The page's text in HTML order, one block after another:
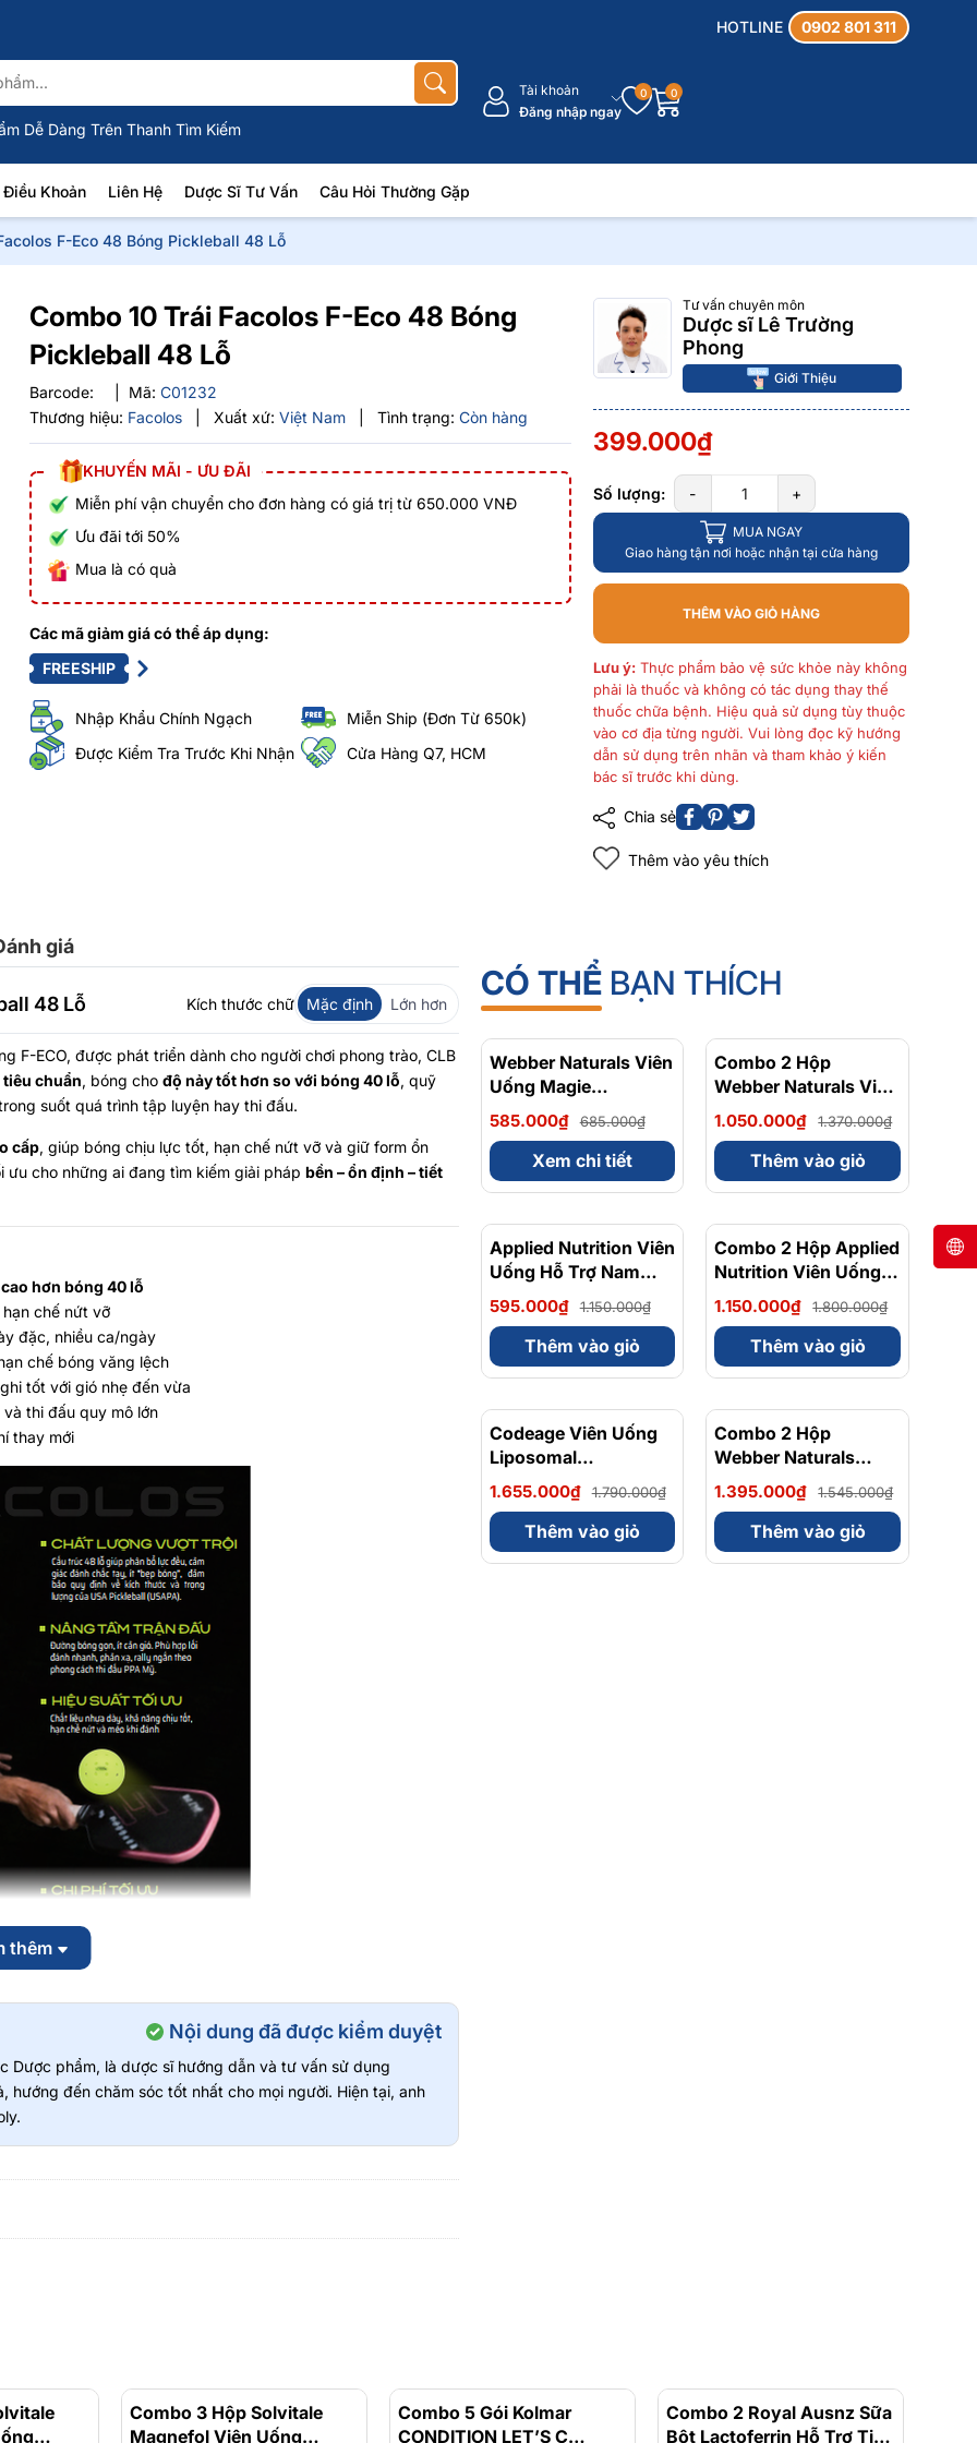
HOTLINE 0902 801 311
Dễ Dàng Trên Thanh Tìm Kiếm
Tài khoản
Đăng nhập ngay
0 0
Điều Khoản Liên Hệ Dược Sĩ Tư Vấn Câu Hỏi Thường Gặp
F-Eco 48 Bóng Pickleball 48 Lỗ
Combo 10 Trái Facolos F-Eco 48 Bóng
Pickleball 48 Lỗ
Barcode: Mã:C01232
Thương hiệu: Facolos Xuất xứ: Việt Nam Tình trạng: Còn hàng
KHUYẾN MÃI - ƯU ĐÃI
Miễn phí vận chuyển cho đơn hàng có giá trị từ 650.000 VNĐ
Ưu đãi tới 50%
Mua là có quà
Các mã giảm giá có thể áp dụng:
FREESHIP
Nhập Khẩu Chính Ngạch
Miễn Ship (Đơn Từ 650k)
Được Kiểm Tra Trước Khi Nhận
Cửa Hàng Q7, HCM
Tư vấn chuyên môn
Dược sĩ Lê Trường
Phong
Giới Thiệu
399.000₫
Số lượng: - +
MUA NGAY
Giao hàng tận nơi hoặc nhận tại cửa hàng
THÊM VÀO GIỎ HÀNG
Lưu ý:Thực phẩm bảo vệ sức khỏe này không
phải là thuốc và không có tác dụng thay thế
thuốc chữa bệnh. Hiệu quả sử dụng tùy thuộc
vào cơ địa từng người. Vui lòng đọc kỹ hướng
dẫn sử dụng trên nhãn và tham khảo ý kiến
bác sĩ trước khi dùng.
Chia sẻ
Thêm vào yêu thích
giá
48 Lỗ Kích thước chữ Mặc định Lớn hơn
F-ECO, được phát triển dành cho người chơi phong trào, CLB
chuẩn, bóng cho độ nảy tốt hơn so với bóng 40 lỗ, quỹ
suốt quá trình tập luyện hay thi đấu.
cấp, giúp bóng chịu lực tốt, hạn chế nứt vỡ và giữ form ổn
ưu cho những ai đang tìm kiếm giải pháp bền – ổn định – tiết
hơn bóng 40 lỗ
chế nứt vỡ
đặc, nhiều ca/ngày
chế bóng văng lệch
tốt với gió nhẹ đến vừa
thi đấu quy mô lớn
thay mới
thêm
Nội dung đã được kiểm duyệt
Dược phẩm, là dược sĩ hướng dẫn và tư vấn sử dụng
hướng đến chăm sóc tốt nhất cho mọi người. Hiện tại, anh
CÓ THỂBẠN THÍCH
- 15%
Webber Naturals Viên
Uống Magie
Magnesium
Bisglycinate 200mg -
Chính Ngạch Canada,
Xuất VAT
585.000₫ 685.000₫
Xem chi tiết
Combo 2 Hộp
Webber Naturals Viên
Uống Magie Dễ Dàng
Hấp Làm Dịu Nhẹ Cho
Hệ Tiêu Hóa
Magnesium
Hộp 120 Viên
1.050.000₫ 1.370.000₫
Thêm vào giỏ
- 48%
Applied Nutrition Viên
Uống Hỗ Trợ Nam
Giới 120 viên - Chính
Ngạch Anh Quốc, Bán
Chạy
595.000₫ 1.150.000₫
Thêm vào giỏ
- 36%
Combo 2 Hộp Applied
Nutrition Viên Uống
Hỗ Trợ Nam Giới 120
viên
1.150.000₫ 1.800.000₫
Thêm vào giỏ
- 8%
Codeage Viên Uống
Liposomal
Magnesium Magie
Glycinate Hữu Cơ
240 Viên - Chính
Ngạch Mỹ, Xuất VAT
1.655.000₫ 1.790.000₫
Thêm vào giỏ
Combo 2 Hộp
Webber Naturals
Omega 3 900mg
EPA/DHA Và
Magnesium
Bisglycinate 200mg
1.395.000₫ 1.545.000₫
Thêm vào giỏ
- 17% - 17%
Combo 3 Hộp Solvitale
Magnefol Viên Uống
Combo 5 Gói Kolmar
CONDITION LET’S C
- 3%
Combo 2 Royal Ausnz Sữa
Bột Lactoferrin Hỗ Trợ Tiêu